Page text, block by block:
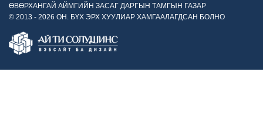
ӨВӨРХАНГАЙ АЙМГИЙН ЗАСАГ ДАРГЫН ТАМГЫН ГАЗАР
© 2013 - 2026 ОН. БҮХ ЭРХ ХУУЛИАР ХАМГААЛАГДСАН БОЛНО